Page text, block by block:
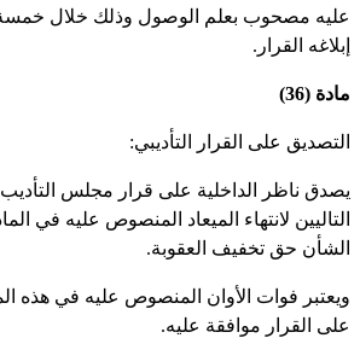
مصحوب بعلم الوصول وذلك خلال خمسة
القرار.
(36)
على القرار التأديبي:
ناظر الداخلية على قرار مجلس التأديب
لانتهاء الميعاد المنصوص عليه في
حق تخفيف العقوبة.
فوات الأوان المنصوص عليه في هذه
القرار موافقة عليه.